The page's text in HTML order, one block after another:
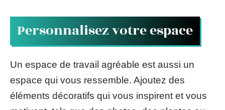
Personnalisez votre espace
Un espace de travail agréable est aussi un
espace qui vous ressemble. Ajoutez des
éléments décoratifs qui vous inspirent et vous